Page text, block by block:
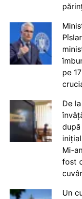
pe
De
Mi-
fost
Un